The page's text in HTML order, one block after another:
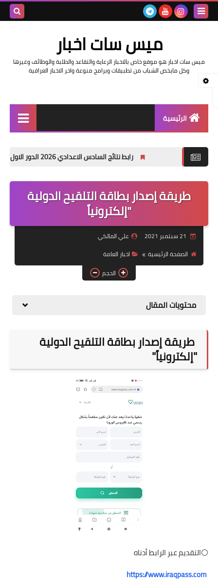
ميس سات اخبار
ميس سات اخبار هو موقع خاص بالاخبار الرعاية والتقاعد والطلبة والوظائف وغيرها
وكل مايخص الشباب من تطبيقات وبرامج منوعة واخر الاخبار العراقية
الرئيسية
اخبار وزارة التربية والتعليم
اخبار وزارة العمل وهيئة
التقاعد
قسم التطبيقات
قطع الاراضي
رابط نتائج السادس الاعدادي 2026 الدور الاول في العراق | موقع نتائجنا
طريقة إصدار بطاقة التلقيح الدولية
"إلكترونياً
علي المالكي
الصفحة الرئيسية
اخبار العامة
الحجم
محتويات المقال
طريقة إصدار بطاقة التلقيح الدولية
"إلكترونياً"
⚪️التقديم عبر الرابط أدناه
https://www.iraqpass.com